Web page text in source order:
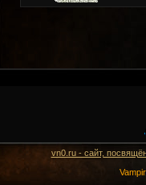
vn0.ru - сайт,